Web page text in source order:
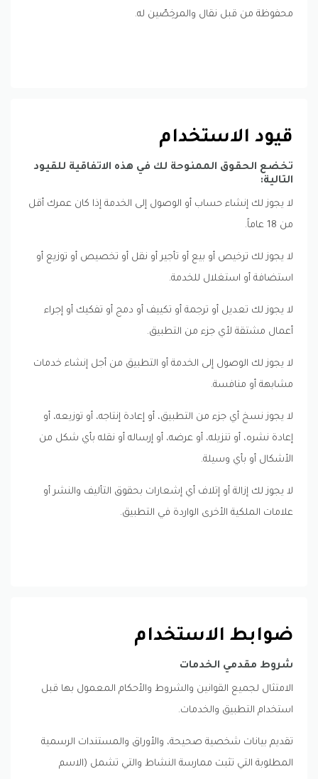
محفوظة من قبل نقال والمرخِصّين له.
قيود الاستخدام
تخضع الحقوق الممنوحة لك في هذه الاتفاقية للقيود
التالية:
لا يجوز لك إنشاء حساب أو الوصول إلى الخدمة إذا كان عمرك أقل
من 18 عاماً.
لا يجوز لك ترخيص أو بيع أو تأجير أو نقل أو تخصيص أو توزيع أو
استضافة أو استغلال للخدمة.
لا يجوز لك تعديل أو ترجمة أو تكييف أو دمج أو تفكيك أو إجراء
أعمال مشتقة لأي جزء من التطبيق.
لا يجوز لك الوصول إلى الخدمة أو التطبيق من أجل إنشاء خدمات
مشابهة أو منافسة.
لا يجوز نسخ أي جزء من التطبيق، أو إعادة إنتاجه، أو توزيعه، أو
إعادة نشره، أو تنزيله، أو عرضه، أو إرساله أو نقله بأي شكل من
الأشكال أو بأي وسيلة.
لا يجوز لك إزالة أو إتلاف أي إشعارات بحقوق التأليف والنشر أو
علامات الملكية الأخرى الواردة في التطبيق.
ضوابط الاستخدام
شروط مقدمي الخدمات
الامتثال لجميع القوانين والشروط والأحكام المعمول بها قبل
استخدام التطبيق والخدمات.
تقديم بيانات شخصية صحيحة، والأوراق والمستندات الرسمية
المطلوبة التي تثبت ممارسة النشاط والتي تشمل (الاسم